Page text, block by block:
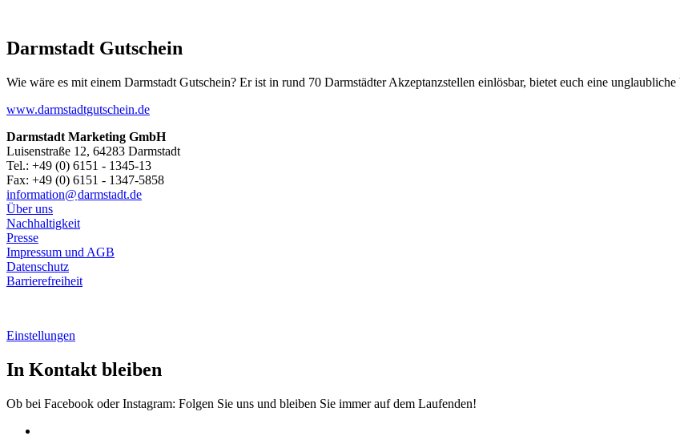
Darmstadt Gutschein
Wie wäre es mit einem Darmstadt Gutschein? Er ist in rund 70 Darmstädter Akzeptanzstellen einlösbar, bietet euch eine
www.darmstadtgutschein.de
Darmstadt Marketing GmbH
Luisenstraße 12, 64283 Darmstadt
Tel.: +49 (0) 6151 - 1345-13
Fax: +49 (0) 6151 - 1347-5858
information@darmstadt.de
Über uns
Nachhaltigkeit
Presse
Impressum und AGB
Datenschutz
Barrierefreiheit
Einstellungen
In Kontakt bleiben
Ob bei Facebook oder Instagram: Folgen Sie uns und bleiben Sie immer auf dem Laufenden!